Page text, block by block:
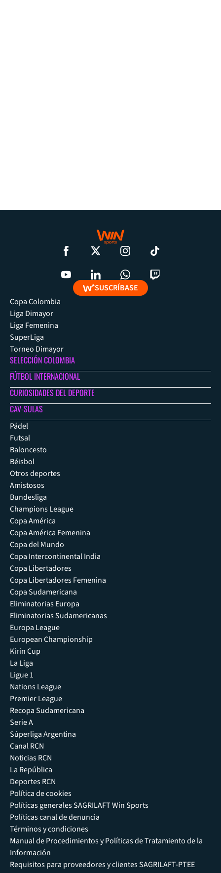
SUSCRÍBASE
Copa Colombia
Liga Dimayor
Liga Femenina
SuperLiga
Torneo Dimayor
SELECCIÓN COLOMBIA
FÚTBOL INTERNACIONAL
CURIOSIDADES DEL DEPORTE
CAV-SULAS
Pádel
Futsal
Baloncesto
Béisbol
Otros deportes
Amistosos
Bundesliga
Champions League
Copa América
Copa América Femenina
Copa del Mundo
Copa Intercontinental India
Copa Libertadores
Copa Libertadores Femenina
Copa Sudamericana
Eliminatorias Europa
Eliminatorias Sudamericanas
Europa League
European Championship
Kirin Cup
La Liga
Ligue 1
Nations League
Premier League
Recopa Sudamericana
Serie A
Súperliga Argentina
Canal RCN
Noticias RCN
La República
Deportes RCN
Política de cookies
Políticas generales SAGRILAFT Win Sports
Políticas canal de denuncia
Términos y condiciones
Manual de Procedimientos y Políticas de Tratamiento de la
Información
Requisitos para proveedores y clientes SAGRILAFT-PTEE